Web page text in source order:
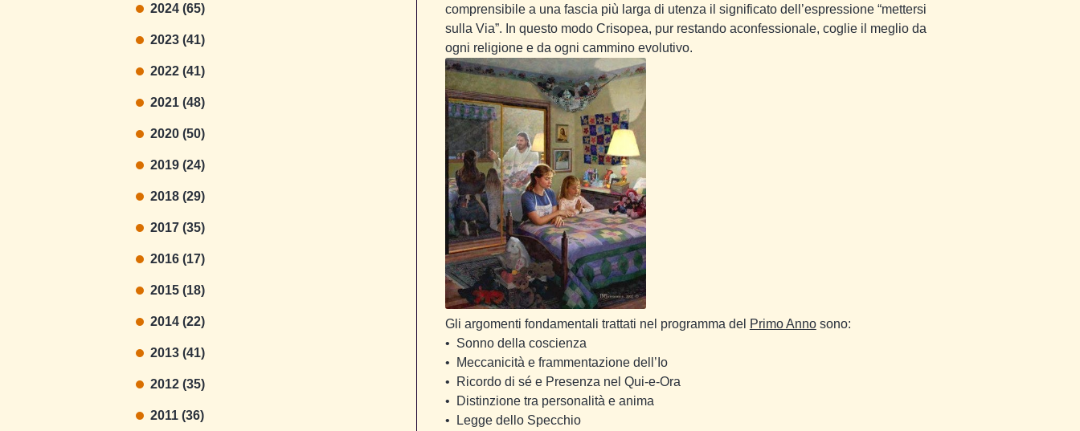
2024 (65)
2023 (41)
2022 (41)
2021 (48)
2020 (50)
2019 (24)
2018 (29)
2017 (35)
2016 (17)
2015 (18)
2014 (22)
2013 (41)
2012 (35)
2011 (36)
comprensibile a una fascia più larga di utenza il significato dell’espressione “mettersi
sulla Via”. In questo modo Crisopea, pur restando aconfessionale, coglie il meglio da
ogni religione e da ogni cammino evolutivo.
Gli argomenti fondamentali trattati nel programma del Primo Annosono:
• Sonno della coscienza
•
Meccanicità e frammentazione dell’Io
•
Ricordo di sé e Presenza nel Qui-e-Ora
•
Distinzione tra personalità e anima
•
Legge dello Specchio